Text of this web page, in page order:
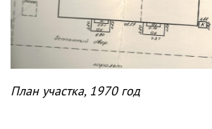
План участка, 1970 год